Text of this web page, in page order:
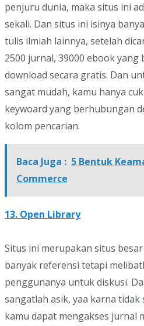
penjuru dunia, maka situs ini
sekali. Dan situs ini isinya
tulis ilmiah lainnya, setelah
2500 jurnal, 39000 ebook yang
download secara gratis. Dan
sangat mudah, kamu hanya
keywoard yang berhubungan
kolom pencarian.
Baca Juga : 5 Bentuk
Commerce
13. Open Library
Situs ini merupakan situs
banyak referensi tetapi
penggunanya untuk diskusi.
sangatlah asik, yaa karna
kamu dapat mengakses jurnal